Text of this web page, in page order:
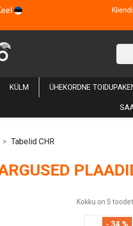
KÜLM ÜHEKORDNE
Tabelid CHR
Kokku on 5 toodet.